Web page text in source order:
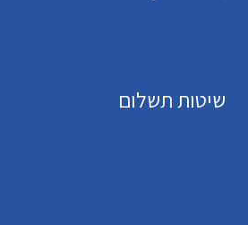
שיטות תשלום